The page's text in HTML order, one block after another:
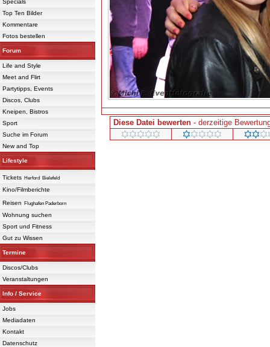
Specials
Top Ten Bilder
Kommentare
Fotos bestellen
Forum
Life and Style
Meet and Flirt
Partytipps, Events
Discos, Clubs
Kneipen, Bistros
Sport
Suche im Forum
New and Top
Lifestyle
Tickets Herford Bielefeld
Kino/Filmberichte
Reisen
Flughafen Paderborn
Wohnung suchen
Sport und Fitness
Gut zu Wissen
Termine
Discos/Clubs
Veranstaltungen
Info / Service
Jobs
Mediadaten
Kontakt
Datenschutz
Diese Datei bewerten - derzeitige